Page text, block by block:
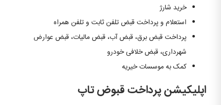
خرید شارژ
استعلام و پرداخت قبض تلفن ثابت و تلفن همراه
پرداخت قبض برق، قبض آب، قبض مالیات، قبض عوارض
شهرداری، قبض خلافی خودرو
کمک به موسسات خیریه
اپلیکیشن پرداخت قبوض تاپ